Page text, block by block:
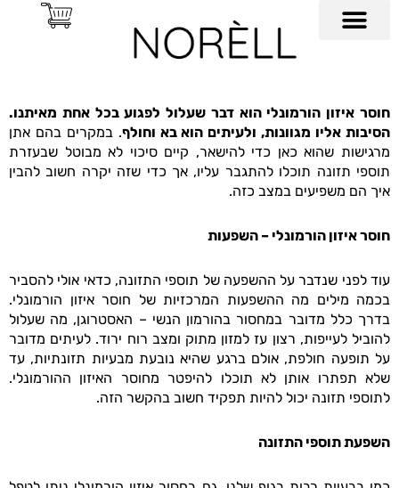
חוסר איזון הורמונלי הוא דבר שעלול לפגוע בכל אחת מאיתנו.
הסיבות אליו מגוונות, ולעיתים הוא בא וחולף. במקרים בהם אתן
מרגישות שהוא כאן כדי להישאר, קיים סיכוי לא מבוטל שבעזרת
תוספי תזונה תוכלו להתגבר עליו, אך כדי שזה יקרה חשוב להבין
איך הם משפיעים במצב כזה.
חוסר איזון הורמונלי – השפעות
עוד לפני שנדבר על ההשפעה של תוספי התזונה, כדאי אולי להסביר
בכמה מילים מה ההשפעות המרכזיות של חוסר איזון הורמונלי.
בדרך כלל מדובר במחסור בהורמון הנשי – האסטרוגן, מה שעלול
להוביל לעייפות, רצון עז למזון מתוק ומצב רוח ירוד. לעיתים מדובר
על תופעה חולפת, אולם ברגע שהיא נובעת מבעיות תזונתיות, עד
שלא תפתרו אותן לא תוכלו להיפטר מחוסר האיזון ההורמונלי.
לתוספי תזונה יכול להיות תפקיד חשוב בהקשר הזה.
השפעת תוספי התזונה